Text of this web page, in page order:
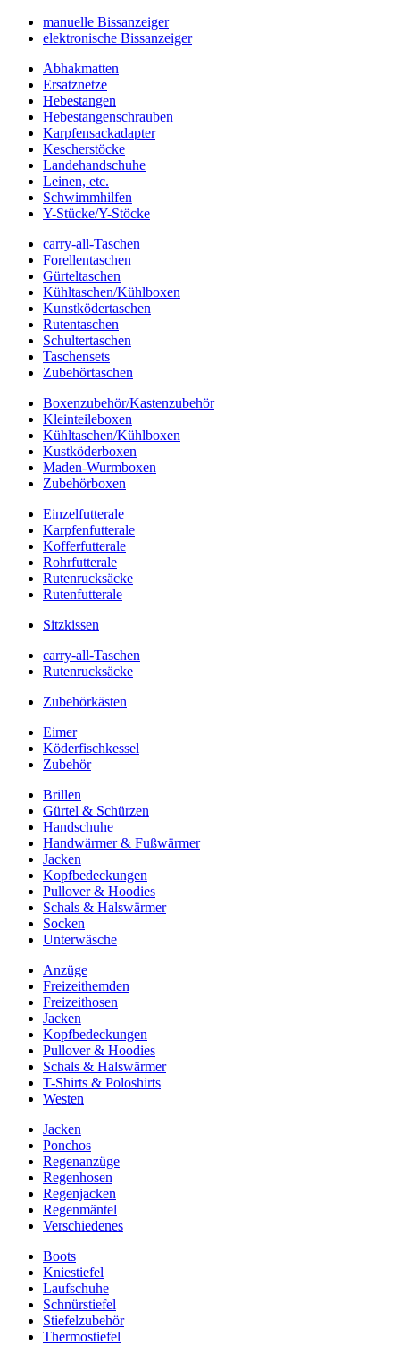
manuelle Bissanzeiger
elektronische Bissanzeiger
Abhakmatten
Ersatznetze
Hebestangen
Hebestangenschrauben
Karpfensackadapter
Kescherstöcke
Landehandschuhe
Leinen, etc.
Schwimmhilfen
Y-Stücke/Y-Stöcke
carry-all-Taschen
Forellentaschen
Gürteltaschen
Kühltaschen/Kühlboxen
Kunstködertaschen
Rutentaschen
Schultertaschen
Taschensets
Zubehörtaschen
Boxenzubehör/Kastenzubehör
Kleinteileboxen
Kühltaschen/Kühlboxen
Kustköderboxen
Maden-Wurmboxen
Zubehörboxen
Einzelfutterale
Karpfenfutterale
Kofferfutterale
Rohrfutterale
Rutenrucksäcke
Rutenfutterale
Sitzkissen
carry-all-Taschen
Rutenrucksäcke
Zubehörkästen
Eimer
Köderfischkessel
Zubehör
Brillen
Gürtel & Schürzen
Handschuhe
Handwärmer & Fußwärmer
Jacken
Kopfbedeckungen
Pullover & Hoodies
Schals & Halswärmer
Socken
Unterwäsche
Anzüge
Freizeithemden
Freizeithosen
Jacken
Kopfbedeckungen
Pullover & Hoodies
Schals & Halswärmer
T-Shirts & Poloshirts
Westen
Jacken
Ponchos
Regenanzüge
Regenhosen
Regenjacken
Regenmäntel
Verschiedenes
Boots
Kniestiefel
Laufschuhe
Schnürstiefel
Stiefelzubehör
Thermostiefel